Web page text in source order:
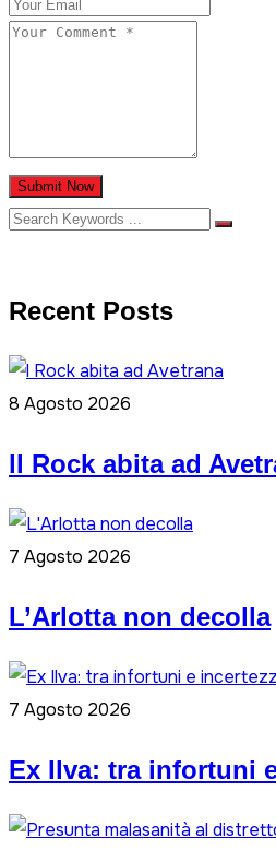
Submit Now
Recent Posts
8 Agosto 2026
ll Rock abita ad
7 Agosto 2026
L’Arlotta non decolla
7 Agosto 2026
Ex Ilva: tra infortuni